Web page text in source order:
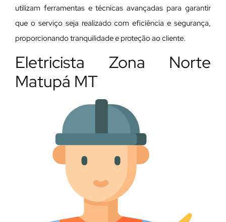
utilizam ferramentas e técnicas avançadas para garantir
que o serviço seja realizado com eficiência e segurança,
proporcionando tranquilidade e proteção ao cliente.
Eletricista Zona Norte
Matupá MT